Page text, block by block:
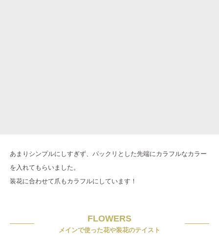
あまりシンプルにしすぎず、パックリとした先端にカラフルなカラー
を入れてもらいました。
装花に合わせて爪もカラフルにしています！
FLOWERS
メインで使った花や装花のテイスト